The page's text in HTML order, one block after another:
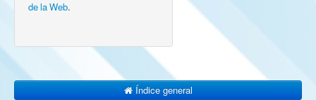
de la Web.
Índice general